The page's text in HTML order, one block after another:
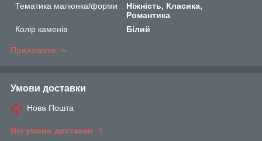
Тематика малюнка/форми
Ніжність, Класика,
Романтика
Колір каменів
Білий
Приховати
Умови доставки
Нова Пошта
Всі умови доставки